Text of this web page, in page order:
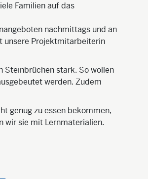
Familien auf das
nachmittags und an
unsere Projektmitarbeiterin
Steinbrüchen stark. So wollen
werden. Zudem
genug zu essen bekommen,
wir sie mit Lernmaterialien.